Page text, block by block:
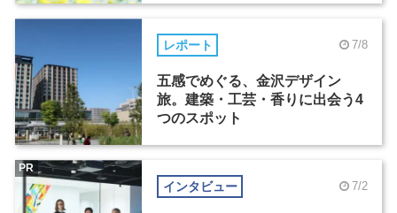
レポート 7/8
五感でめぐる、金沢デザイン
旅。建築・工芸・香りに出会う4
つのスポット
インタビュー 7/2
PR